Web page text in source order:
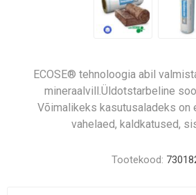
ECOSE® tehnoloogia abil
mineraalvill.Üldotstarbeline
Võimalikeks kasutusaladeks on
vahelaed, kaldkatused,
Tootekood: